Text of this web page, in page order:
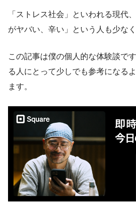
「ストレス社会」といわれる現代
がヤバい、辛い」という人も少な
この記事は僕の個人的な体験談で
る人にとって少しでも参考になる
ます。